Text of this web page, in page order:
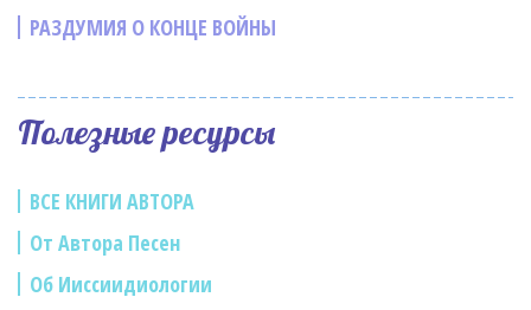
РАЗДУМИЯ О КОНЦЕ ВОЙНЫ
Полезные ресурсы
ВСЕ КНИГИ АВТОРА
От Автора Песен
Об Ииссиидиологии